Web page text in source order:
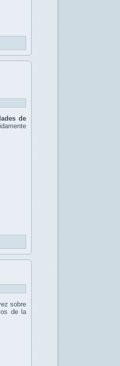
de
sobre
de la